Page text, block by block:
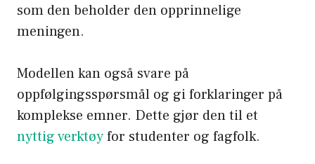
som den beholder den opprinnelige
meningen.
Modellen kan også svare på
oppfølgingsspørsmål og gi forklaringer på
komplekse emner. Dette gjør den til et
nyttig verktøyfor studenter og fagfolk.